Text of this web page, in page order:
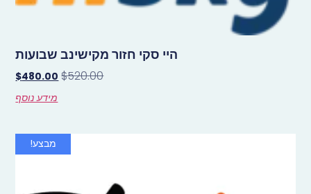
היי סקי חזור מקישינב שבועות
$520.00
$480.00
מידע נוסף
מבצע!